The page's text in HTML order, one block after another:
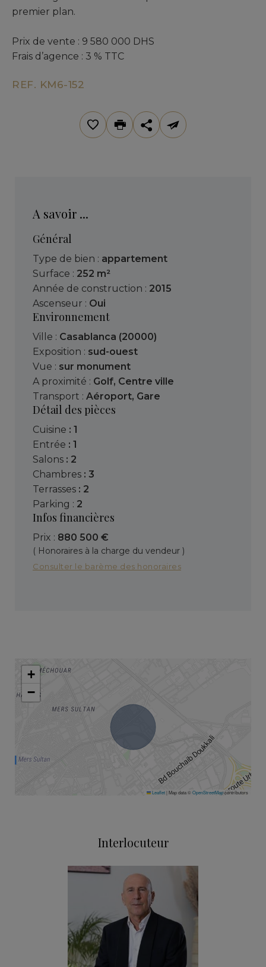
premier plan.
Prix de vente : 9 580 000 DHS
Frais d’agence : 3 % TTC
REF. KM6-152
A savoir ...
Général
Type de bien : appartement
Surface : 252 m²
Année de construction : 2015
Ascenseur : Oui
Environnement
Ville : Casablanca (20000)
Exposition : sud-ouest
Vue : sur monument
A proximité : Golf, Centre ville
Transport : Aéroport, Gare
Détail des pièces
cuisine : 1
entrée : 1
salons : 2
chambres : 3
terrasses : 2
parking : 2
Infos financières
Prix : 880 500 €
( Honoraires à la charge du vendeur )
Consulter le barème des honoraires
+
−
Leaflet|Map data ©OpenStreetMapcontributors
Interlocuteur